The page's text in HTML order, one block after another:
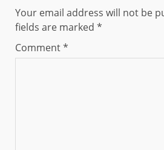
Your email address will not be
fields are marked *
Comment*